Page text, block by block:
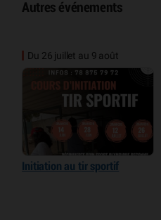
Autres événements
Du 26 juillet au 9 août
Initiation au tir sportif